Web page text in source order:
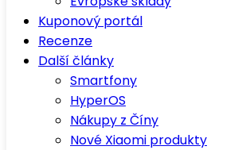
Kuponový portál
Recenze
Další články
Smartfony
HyperOS
Nákupy z Číny
Nové Xiaomi produkty